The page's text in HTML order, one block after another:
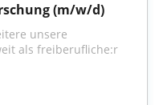
(m/w/d)
unsere